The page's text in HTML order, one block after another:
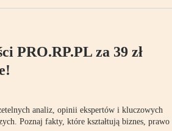
PRO.RP.PL za 39 zł
analiz, opinii ekspertów i kluczowych
Poznaj fakty, które kształtują biznes, prawo